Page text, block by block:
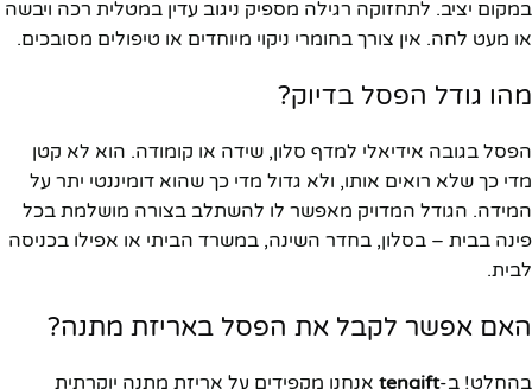
במקום יציב. לתחזוקה רגילה מספיק ניגוב עדין במטלית רכה ויבשה
או מעט לחה. אין צורך בחומרי ניקוי מיוחדים או טיפולים מסובכים.
מהו גודל הפסל בדיוק?
הפסל בגובה אידיאלי למדף סלון, שידה או קומודה. הוא לא קטן
מדי כך שלא רואים אותו, ולא גדול מדי כך שהוא דומיננטי יתר על
המידה. הגודל המדויק מאפשר לו להשתלב בצורה מושלמת בכל
פינה בבית – בסלון, בחדר השינה, במשרד הביתי או אפילו בכניסה
לבית.
האם אפשר לקבל את הפסל באריזת מתנה?
בהחלט! ב-tengift אנחנו מקפידים על אריזת מתנה יוקרתית